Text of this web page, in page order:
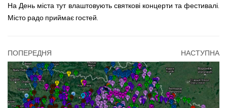
На День міста тут влаштовують святкові концерти та фестивалі.
Місто радо приймає гостей.
ПОПЕРЕДНЯ НАСТУПНА